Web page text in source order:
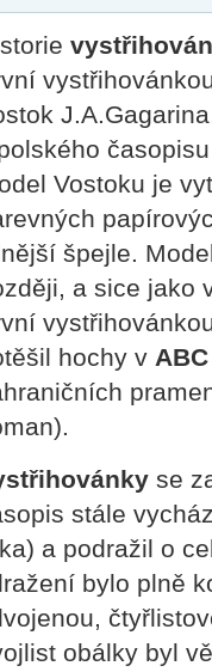
Vostoku je
špejle.
a sice jako
hochy v ABC
se
stále
a podražil o
bylo plně
obálky byl